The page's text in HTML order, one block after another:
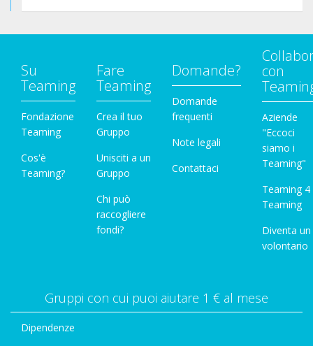
Su
Teaming
Fondazione
Teaming
Cos'è
Teaming?
Fare
Teaming
Crea il tuo
Gruppo
Unisciti a un
Gruppo
Chi può
raccogliere
fondi?
Domande?
Domande
frequenti
Note legali
Contattaci
con
Aziende
"Eccoci
siamo i
Teaming"
Teaming 4
Teaming
Diventa un
volontario
Gruppi con cui puoi aiutare 1 € al mese
Dipendenze